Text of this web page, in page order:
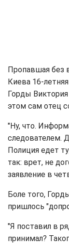
Пропавшая без
Киева 16-
Горды
этом сам отец
"Ну, что.
следователем.
Полиция едет
так: врет, не
заявление в
Боле того,
пришлось
"Я поставил в
принимал?